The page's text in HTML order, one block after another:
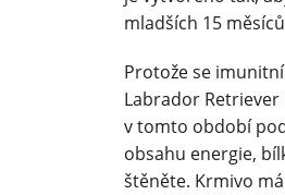
mladších 15
Protože se
Labrador
v tomto období
obsahu energie,
štěněte. Krmivo